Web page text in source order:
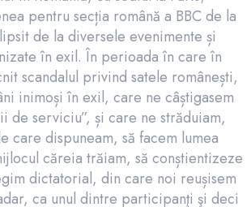
pentru secția română a BBC de la
de la diversele evenimente și
în exil. În perioada în care în
scandalul privind satele românești,
inimoși în exil, care ne câștigasem
de serviciu”, și care ne străduiam,
care dispuneam, să facem lumea
căreia trăiam, să conștientizeze
dictatorial, din care noi reușisem
ca unul dintre participanţi şi deci